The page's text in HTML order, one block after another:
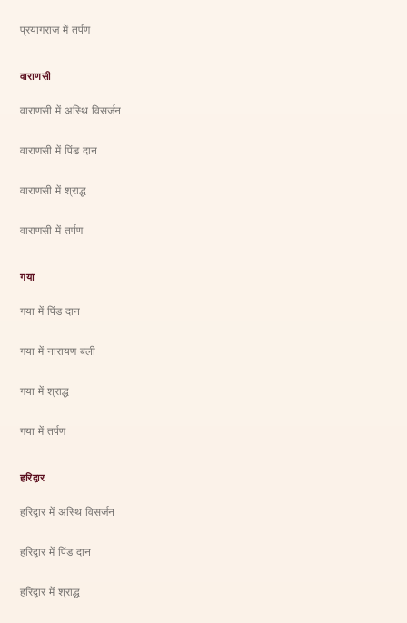
प्रयागराज में तर्पण
वाराणसी
वाराणसी में अस्थि विसर्जन
वाराणसी में पिंड दान
वाराणसी में श्राद्ध
वाराणसी में तर्पण
गया
गया में पिंड दान
गया में नारायण बली
गया में श्राद्ध
गया में तर्पण
हरिद्वार
हरिद्वार में अस्थि विसर्जन
हरिद्वार में पिंड दान
हरिद्वार में श्राद्ध